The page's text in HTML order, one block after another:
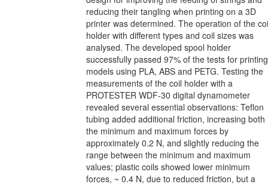
reducing their tangling when printing on a 3D
printer was determined. The operation of the
holder with different types and coil sizes was
analysed. The developed spool holder
successfully passed 97% of the tests for printing
models using PLA, ABS and PETG. Testing the
measurements of the coil holder with a
PROTESTER WDF-30 digital dynamometer
revealed several essential observations: Teflon
tubing added additional friction, increasing both
the minimum and maximum forces by
approximately 0.2 N, and slightly reducing the
range between the minimum and maximum
values; plastic coils showed lower minimum
forces, ~ 0.4 N, due to reduced friction, but a